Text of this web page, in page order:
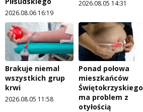
2026.08.06 16:19
2026.08.05 14:31
Brakuje niemal
wszystkich grup
krwi
2026.08.05 11:58
Ponad połowa
mieszkańców
Świętokrzyskiego
ma problem z
otyłością